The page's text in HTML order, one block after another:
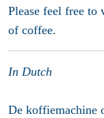
Please feel free to
of coffee.
In Dutch
De koffiemachine